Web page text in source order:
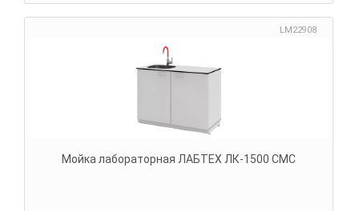
LM22908
Мойка лабораторная ЛАБТЕХ ЛК-1500 СМС